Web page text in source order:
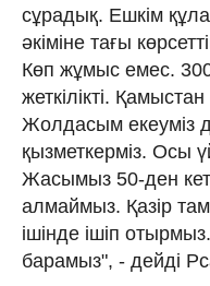
сұрадық. Ешкім
әкіміне тағы
Көп жұмыс емес.
жеткілікті.
Жолдасым екеуміз
қызметкерміз. Осы
Жасымыз 50-ден
алмаймыз. Қазір
ішінде ішіп
барамыз", - дейді